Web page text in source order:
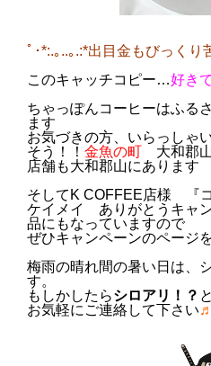
ﾟ･*:.｡..｡.:*出目金もびっくり
このキャッチコピー…好き
ちゃっぽんコーヒーはふる
ます
お気づきの方、いらっしゃ
そう！！ 金魚の町 大和郡山
店舗も大和郡山にあります
そしてK COFFEE店様 『
ケイメイ ありがとうキャ
品にもなっていますので
ぜひキャンペーンのページ
梅雨の晴れ間の暑い日は、
す。
もしかしたらシロアリ！？
お気軽にご連絡して下さい♬